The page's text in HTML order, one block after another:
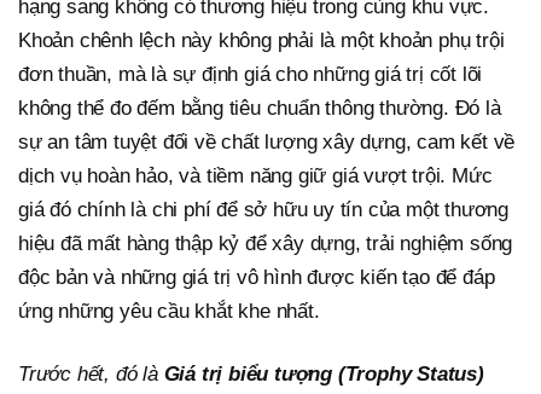
hạng sang không có thương hiệu trong cùng khu vực.
Khoản chênh lệch này không phải là một khoản phụ trội
đơn thuần, mà là sự định giá cho những giá trị cốt lõi
không thể đo đếm bằng tiêu chuẩn thông thường. Đó là
sự an tâm tuyệt đối về chất lượng xây dựng, cam kết về
dịch vụ hoàn hảo, và tiềm năng giữ giá vượt trội. Mức
giá đó chính là chi phí để sở hữu uy tín của một thương
hiệu đã mất hàng thập kỷ để xây dựng, trải nghiệm sống
độc bản và những giá trị vô hình được kiến tạo để đáp
ứng những yêu cầu khắt khe nhất.
Trước hết, đó là Giá trị biểu tượng (Trophy Status)